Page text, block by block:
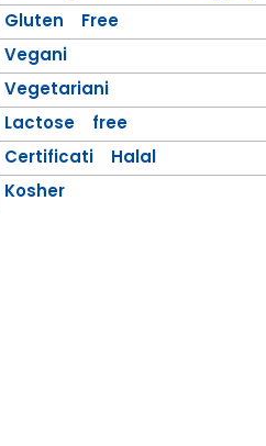
Gluten Free
Vegani
Vegetariani
Lactose free
Certificati Halal
Kosher